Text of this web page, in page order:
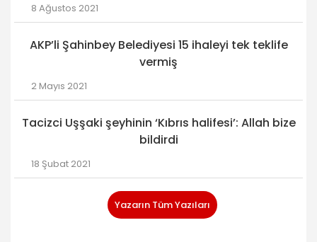
8 Ağustos 2021
AKP’li Şahinbey Belediyesi 15 ihaleyi tek teklife
vermiş
2 Mayıs 2021
Tacizci Uşşaki şeyhinin ‘Kıbrıs halifesi’: Allah bize
bildirdi
18 Şubat 2021
Yazarın Tüm Yazıları